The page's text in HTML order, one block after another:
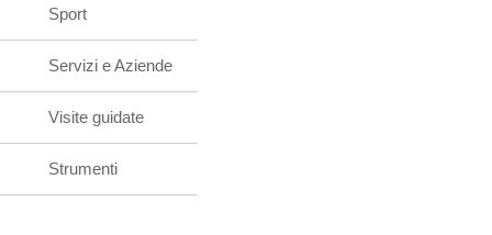
Sport
Servizi e Aziende
Visite guidate
Strumenti